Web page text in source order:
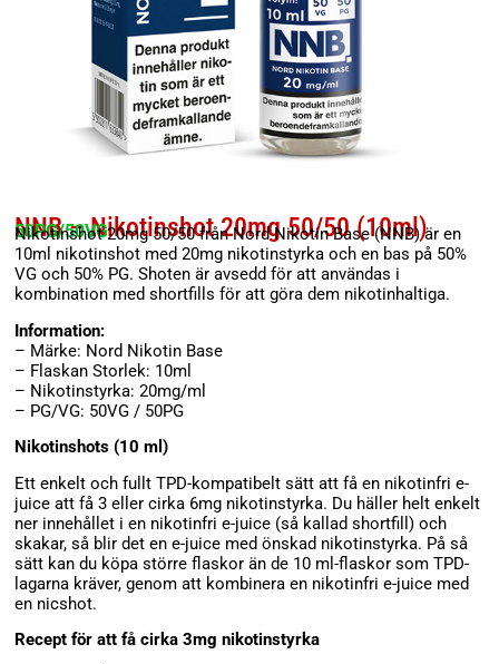
NNB – Nikotinshot 20mg 50/50 (10ml)
50PG/50VG
Nikotinshot 20mg 50/50 från Nord Nikotin Base (NNB) är en
10ml nikotinshot med 20mg nikotinstyrka och en bas på 50%
VG och 50% PG. Shoten är avsedd för att användas i
kombination med shortfills för att göra dem nikotinhaltiga.
Information:
– Märke: Nord Nikotin Base
– Flaskan Storlek: 10ml
– Nikotinstyrka: 20mg/ml
– PG/VG: 50VG / 50PG
Nikotinshots (10 ml)
Ett enkelt och fullt TPD-kompatibelt sätt att få en nikotinfri e-
juice att få 3 eller cirka 6mg nikotinstyrka. Du häller helt enkelt
ner innehållet i en nikotinfri e-juice (så kallad shortfill) och
skakar, så blir det en e-juice med önskad nikotinstyrka. På så
sätt kan du köpa större flaskor än de 10 ml-flaskor som TPD-
lagarna kräver, genom att kombinera en nikotinfri e-juice med
en nicshot.
Recept för att få cirka 3mg nikotinstyrka